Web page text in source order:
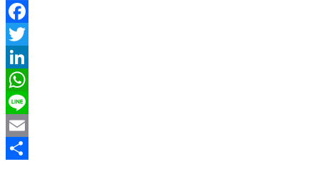
Facebook
Twitter
LinkedIn
WhatsApp
Line
Email